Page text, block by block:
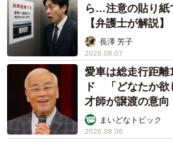
ら…注意の貼り紙
【弁護士が解説】
長澤 芳子
2026.08.07
愛車は総走行距
ド 「どなたか
才師が譲渡の意向
まいどなトピック
2026.08.06